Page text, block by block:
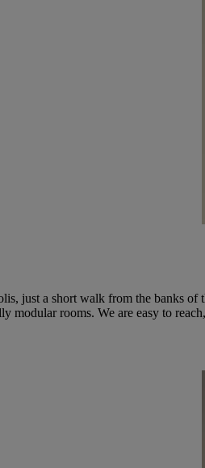
just a short walk from the banks
modular rooms. We are easy to